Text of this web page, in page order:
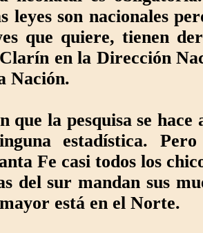
leyes son nacionales
que quiere, tienen
en la Dirección
Nación.
que la pesquisa se
estadística.
Fe casi todos los
del sur mandan sus
está en el Norte.